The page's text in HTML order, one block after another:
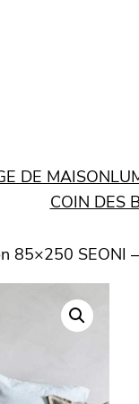
DE MAISON
COIN DES
85×250 SEONI